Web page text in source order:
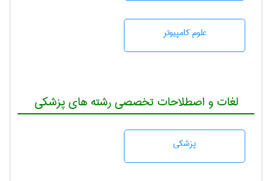
علوم کامپیوتر
لغات و اصطلاحات تخصصی رشته های پزشکی
پزشكی